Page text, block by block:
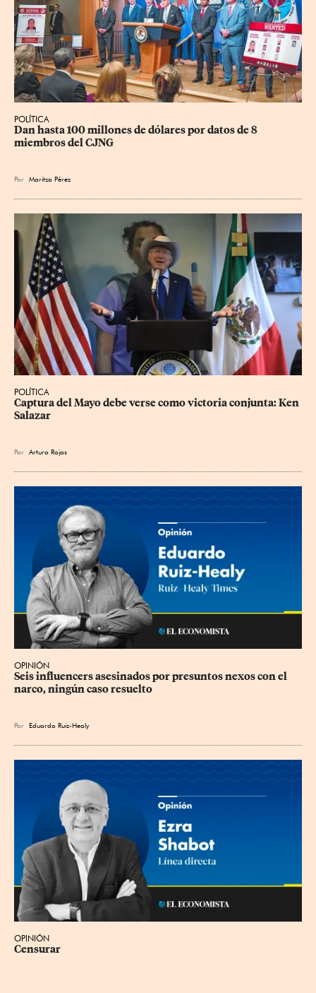
POLÍTICA
Dan hasta 100 millones de dólares por datos de 8
miembros del CJNG
Por Maritza Pérez
POLÍTICA
Captura del Mayo debe verse como victoria conjunta: Ken
Salazar
Por Arturo Rojas
OPINIÓN
Seis influencers asesinados por presuntos nexos con el
narco, ningún caso resuelto
Por Eduardo Ruiz-Healy
OPINIÓN
Censurar